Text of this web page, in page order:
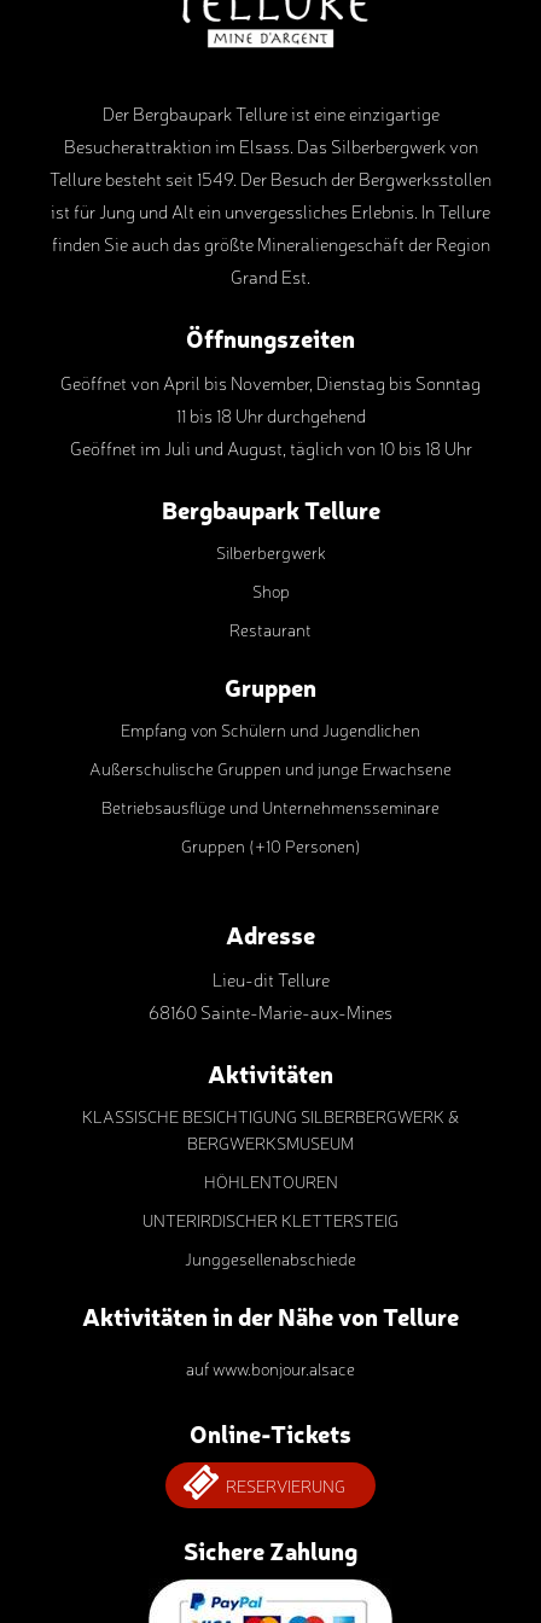
Der Bergbaupark Tellure ist eine einzigartige
Besucherattraktion im Elsass. Das Silberbergwerk von
Tellure besteht seit 1549. Der Besuch der Bergwerksstollen
ist für Jung und Alt ein unvergessliches Erlebnis. In Tellure
finden Sie auch das größte Mineraliengeschäft der Region
Grand Est.
Öffnungszeiten
Geöffnet von April bis November, Dienstag bis Sonntag
11 bis 18 Uhr durchgehend
Geöffnet im Juli und August, täglich von 10 bis 18 Uhr
Bergbaupark Tellure
Silberbergwerk
Shop
Restaurant
Gruppen
Empfang von Schülern und Jugendlichen
Außerschulische Gruppen und junge Erwachsene
Betriebsausflüge und Unternehmensseminare
Gruppen (+10 Personen)
Adresse
Lieu-dit Tellure
68160 Sainte-Marie-aux-Mines
Aktivitäten
KLASSISCHE BESICHTIGUNG SILBERBERGWERK &
BERGWERKSMUSEUM
HÖHLENTOUREN
UNTERIRDISCHER KLETTERSTEIG
Junggesellenabschiede
Aktivitäten in der Nähe von Tellure
auf www.bonjour.alsace
Online-Tickets
RESERVIERUNG
Sichere Zahlung